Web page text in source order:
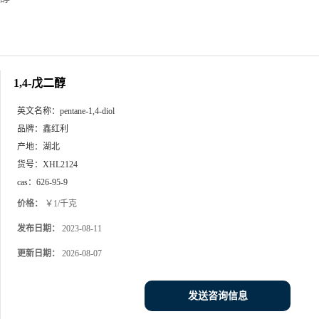
1,4-戊二醇
英文名称： pentane-1,4-diol
品牌： 鑫红利
产地： 湖北
货号： XHL2124
cas： 626-95-9
价格： ￥1/千克
发布日期： 2023-08-11
更新日期： 2026-08-07
发送咨询信息